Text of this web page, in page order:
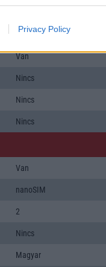
Privacy Policy
Van
Van
Nincs
Nincs
Nincs
Van
nanoSIM
2
Nincs
Magyar